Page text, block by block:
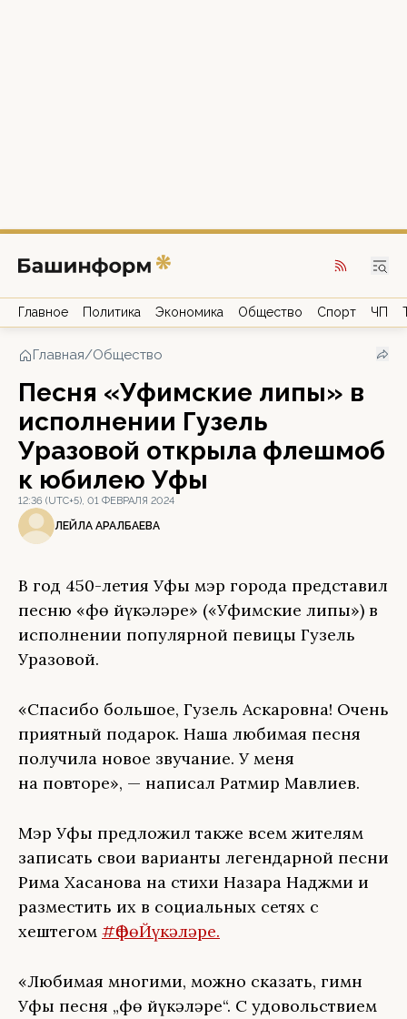
Главное Политика Экономика Общество Спорт ЧП
Главная/Общество
Песня «Уфимские липы» в
исполнении Гузель
Уразовой открыла флешмоб
к юбилею Уфы
12:36 (UTC+5), 01 ФЕВРАЛЯ 2024
ЛЕЙЛА АРАЛБАЕВА
В год 450-летия Уфы мэр города представил
песню «Өфө йүкәләре» («Уфимские липы») в
исполнении популярной певицы Гузель
Уразовой.
«Спасибо большое, Гузель Аскаровна! Очень
приятный подарок. Наша любимая песня
получила новое звучание. У меня
на повторе», — написал Ратмир Мавлиев.
Мэр Уфы предложил также всем жителям
записать свои варианты легендарной песни
Рима Хасанова на стихи Назара Наджми и
разместить их в социальных сетях с
хештегом #ӨфөЙүкәләре.
«Любимая многими, можно сказать, гимн
Уфы песня „Өфө йүкәләре“. С удовольствием